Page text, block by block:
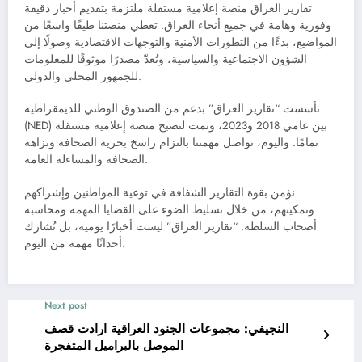
تقارير العراق منصة إعلامية مستقلة ملتزمة بتقديم أخبار دقيقة
وفورية وهامة في جميع أنحاء العراق. تغطي منصتنا طيفًا واسعًا من
المواضيع، بدءًا من التطورات الأمنية والتوجهات الاقتصادية وصولًا إلى
الشؤون الاجتماعية والسياسية، وتُعدّ مصدرًا موثوقًا للمعلومات
للجمهور المحلي والدولي.
تأسست “تقارير العراق” بدعم من الصندوق الوطني للديمقراطية
(NED) بين عامي 2018 و2023، ونمت لتصبح منصة إعلامية مستقلة
تمامًا. واليوم، نواصل مهمتنا بالتزام راسخ بحرية الصحافة ونزاهة
الصحافة والمساءلة العامة.
نؤمن بقوة التقارير الشفافة في توعية المواطنين وإشراكهم
وتمكينهم، من خلال تسليط الضوء على القضايا المهمة ومحاسبة
أصحاب السلطة. “تقارير العراق” ليست أخبارًا يومية، بل تُشارك
أحداثًا مهمة من اليوم.
Next post
النجيفي: مجموعات الجنود العراقية ارادت قصف
الموصل بالبراميل المتفجرة